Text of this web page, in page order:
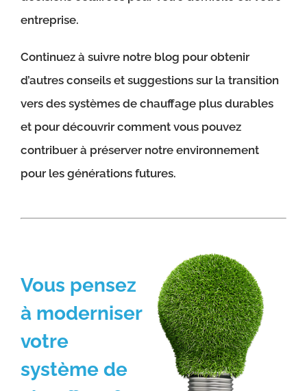
entreprise.
Continuez à suivre notre blog pour obtenir
d’autres conseils et suggestions sur la transition
vers des systèmes de chauffage plus durables
et pour découvrir comment vous pouvez
contribuer à préserver notre environnement
pour les générations futures.
Vous pensez
à moderniser
votre
système de